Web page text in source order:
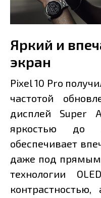
Яркий и
экран
Pixel 10 Pro
частотой
дисплей Super
яркостью до
обеспечивает
даже под прямым
технологии